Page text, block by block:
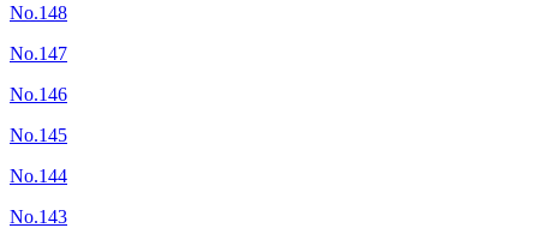
No.148
No.147
No.146
No.145
No.144
No.143